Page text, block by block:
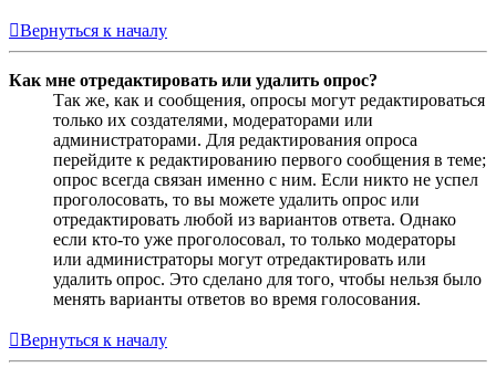
Вернуться к началу
Как мне отредактировать или удалить опрос?
Так же, как и сообщения, опросы могут редактироваться
только их создателями, модераторами или
администраторами. Для редактирования опроса
перейдите к редактированию первого сообщения в теме;
опрос всегда связан именно с ним. Если никто не успел
проголосовать, то вы можете удалить опрос или
отредактировать любой из вариантов ответа. Однако
если кто-то уже проголосовал, то только модераторы
или администраторы могут отредактировать или
удалить опрос. Это сделано для того, чтобы нельзя было
менять варианты ответов во время голосования.
Вернуться к началу